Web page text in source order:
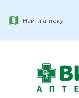
Найти аптеку